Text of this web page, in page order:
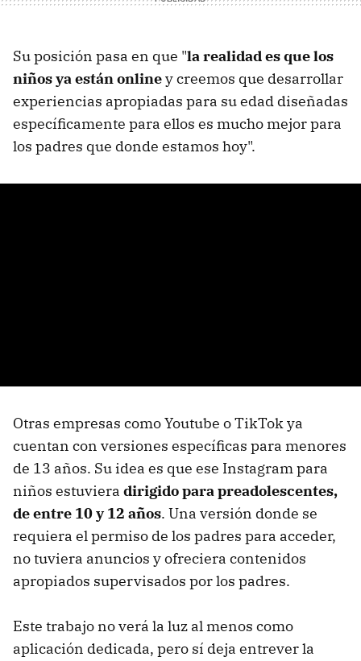
Su posición pasa en que "la realidad es que los
niños ya están onliney creemos que desarrollar
experiencias apropiadas para su edad diseñadas
específicamente para ellos es mucho mejor para
los padres que donde estamos hoy".
Otras empresas como Youtube o TikTok ya
cuentan con versiones específicas para menores
de 13 años. Su idea es que ese Instagram para
niños estuviera dirigido para preadolescentes,
de entre 10 y 12 años. Una versión donde se
requiera el permiso de los padres para acceder,
no tuviera anuncios y ofreciera contenidos
apropiados supervisados por los padres.
Este trabajo no verá la luz al menos como
aplicación dedicada, pero sí deja entrever la